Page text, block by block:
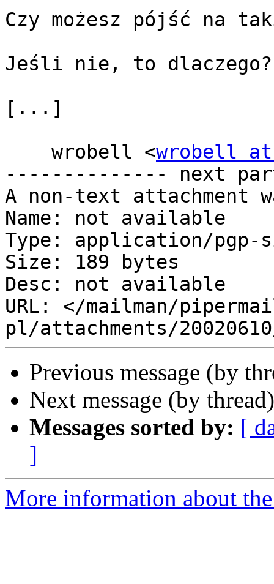
Czy możesz pójść na
Jeśli nie, to dlaczego?
[...]
    wrobell <
wrobell
-------------- next
A non-text attachment
Name: not available
Type: application/pgp-
Size: 189 bytes
Desc: not available
URL: </mailman/
Previous message (by
Next message (by
Messages sorted by: [
]
More information about